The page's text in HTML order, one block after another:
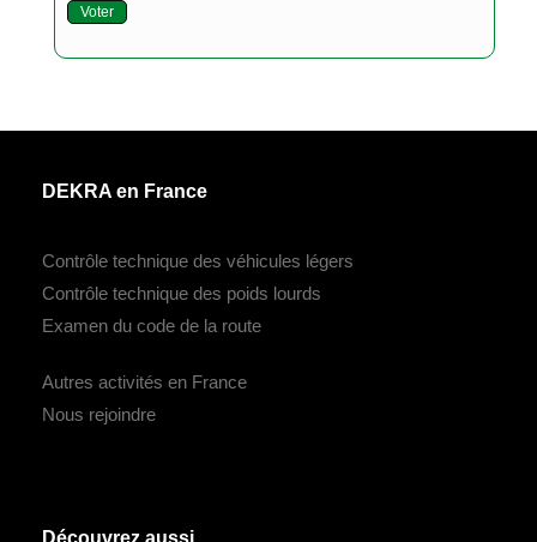
Voter
DEKRA en France
Contrôle technique des véhicules légers
Contrôle technique des poids lourds
Examen du code de la route
Autres activités en France
Nous rejoindre
Découvrez aussi